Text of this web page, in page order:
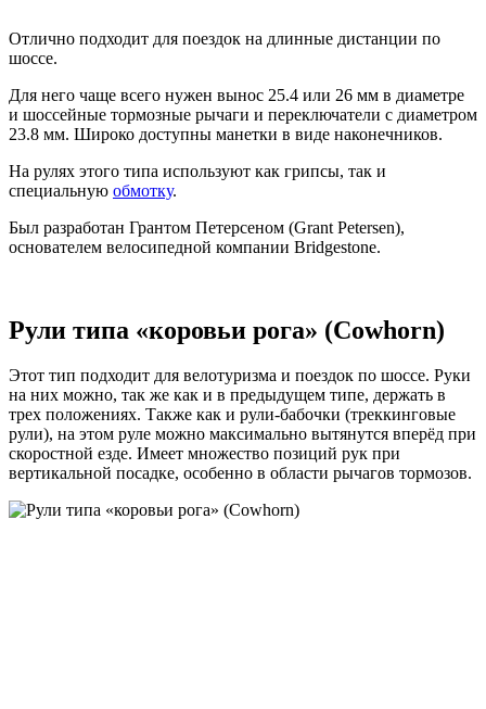
Отлично подходит для поездок на длинные дистанции по
шоссе.
Для него чаще всего нужен вынос 25.4 или 26 мм в диаметре
и шоссейные тормозные рычаги и переключатели с диаметром
23.8 мм. Широко доступны манетки в виде наконечников.
На рулях этого типа используют как грипсы, так и
специальную обмотку.
Был разработан Грантом Петерсеном (Grant Petersen),
основателем велосипедной компании Bridgestone.
Рули типа «коровьи рога» (Cowhorn)
Этот тип подходит для велотуризма и поездок по шоссе. Руки
на них можно, так же как и в предыдущем типе, держать в
трех положениях. Также как и рули-бабочки (треккинговые
рули), на этом руле можно максимально вытянутся вперёд при
скоростной езде. Имеет множество позиций рук при
вертикальной посадке, особенно в области рычагов тормозов.